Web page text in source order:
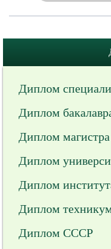
Диплом
Диплом
Диплом магистра
Диплом
Диплом
Диплом
Диплом СССР